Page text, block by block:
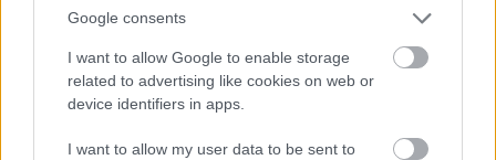
Google consents
I want to allow Google to enable storage
related to advertising like cookies on web or
device identifiers in apps.
I want to allow my user data to be sent to